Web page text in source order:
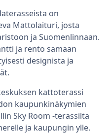
on
Mattolaituri, josta
ja Suomenlinnaan.
ja rento samaan
designista ja
kattoterassi
kaupunkinäkymien
Sky Room -terassilta
ja kaupungin ylle.